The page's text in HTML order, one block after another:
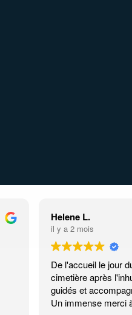
Helene L.
il y a 2 mois
De l'accueil le jour
cimetière après
guidés et
Un immense merci